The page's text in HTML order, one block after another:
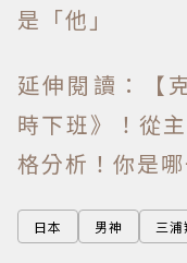
是「他」
延伸閱讀：【
時下班》！從
格分析！你是哪
日本 男神 三浦